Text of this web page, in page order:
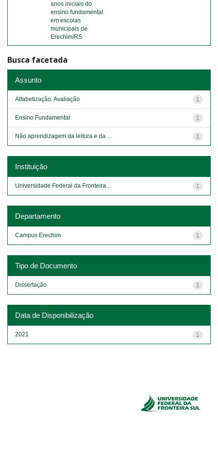
anos iniciais do
ensino fundamental
em escolas
municipais de
Erechim/RS
Busca facetada
Assunto
1
Alfabetização. Avaliação
1
Ensino Fundamental
1
Não aprendizagem da leitura e da ...
Instituição
1
Universidade Federal da Fronteira...
Departamento
1
Campus Erechim
Tipo de Documento
1
Dissertação
Data de Disponibilização
1
2021